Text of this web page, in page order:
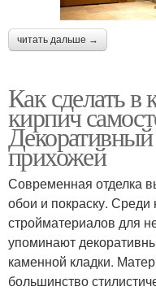
оштукатуриванием
Стены в стиле
Обоев в интерьере
читать дальше →
Как сделать в
кирпич
прихожей
Современная отделка
обои и покраску.
стройматериалов для
упоминают
каменной кладки.
большинство